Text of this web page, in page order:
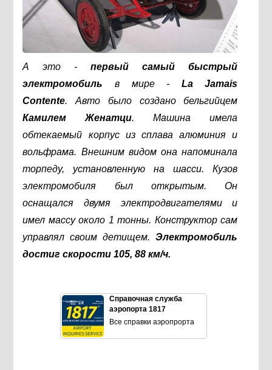
А это -первый самый быстрый
электромобиль в мире - La Jamais
Contente. Авто было создано бельгийцем
Камилем Женатци. Машина имела
обтекаемый корпус из сплава алюминия и
вольфрама. Внешним видом она напоминала
торпеду, установленную на шасси. Кузов
электромобиля был открытым. Он
оснащался двумя электродвигателями и
имел массу около 1 тонны. Конструктор сам
управлял своим детищем.Электромобиль
достиг скорости 105, 88 км/ч.
Справочная служба
аэропорта 1817
Все справки аэропрорта